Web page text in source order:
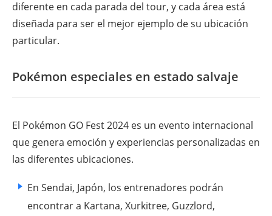
diferente en cada parada del tour, y cada área está
diseñada para ser el mejor ejemplo de su ubicación
particular.
Pokémon especiales en estado salvaje
El Pokémon GO Fest 2024 es un evento internacional
que genera emoción y experiencias personalizadas en
las diferentes ubicaciones.
En Sendai, Japón, los entrenadores podrán
encontrar a Kartana, Xurkitree, Guzzlord,